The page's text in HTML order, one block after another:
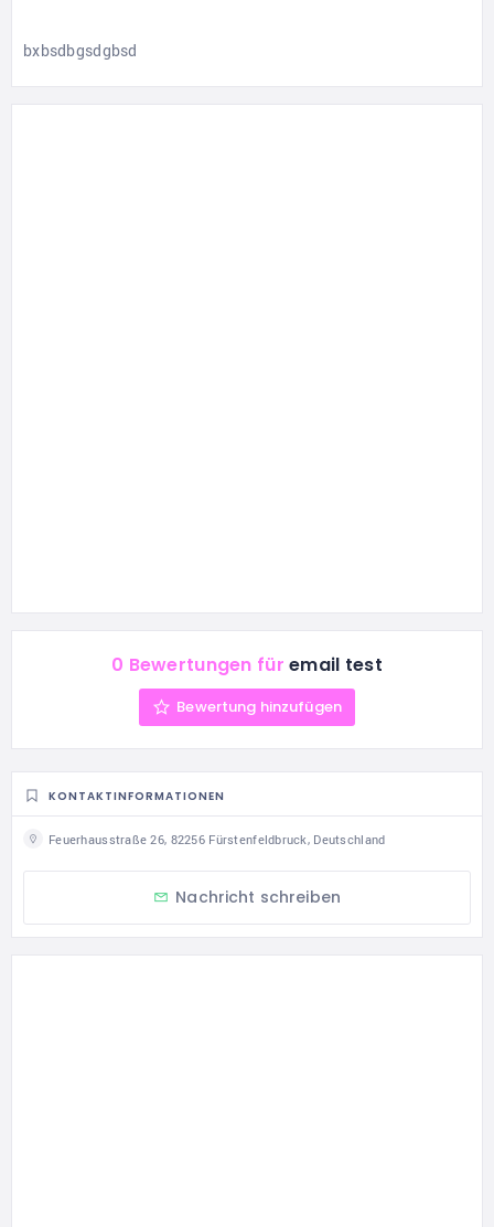
bxbsdbgsdgbsd
0 Bewertungen füremail test
Bewertung hinzufügen
KONTAKTINFORMATIONEN
Feuerhausstraße 26, 82256 Fürstenfeldbruck, Deutschland
Nachricht schreiben